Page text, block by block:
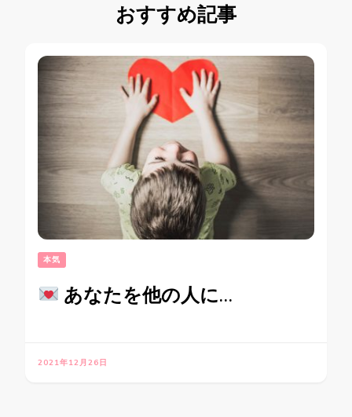
おすすめ記事
本気
あなたを他の人に…
2021年12月26日